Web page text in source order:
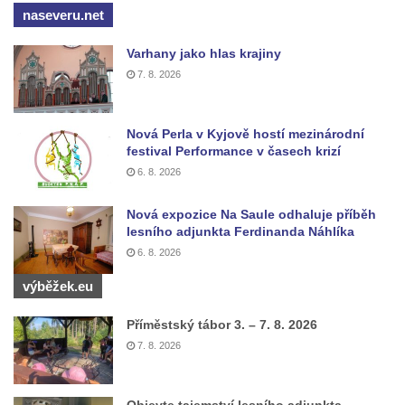
Zvonice u kostela svatého Valentina v
Zvonice Svaté rodiny v Přítkově
Zvonice u kostela Nanebevzetí Panny
Zvonice u kostela svaté Kateřiny
Alexandrijské severně od Libotenic
Lounkách
Zvonice na břehu Ohře v Košticích
Husova zvonice na Tyršově náměstí v
Lenešicích
Zvonice u kostela Narození svatého Jana
Křtitele na hřbitově v Zeměchách
Zvonice u mostu přes Lužničku v Dolním
naseveru.net
Varhany jako hlas krajiny
7. 8. 2026
Nová Perla v Kyjově hostí mezinárodní
festival Performance v časech krizí
6. 8. 2026
Nová expozice Na Saule odhaluje příběh
lesního adjunkta Ferdinanda Náhlíka
6. 8. 2026
výběžek.eu
Příměstský tábor 3. – 7. 8. 2026
7. 8. 2026